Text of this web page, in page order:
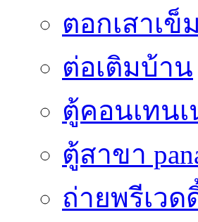
ตอกเสาเข็ม
ต่อเติมบ้าน
ตู้คอนเทนเ
ตู้สาขา
ถ่ายพรีเวด